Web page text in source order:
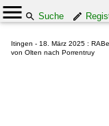
Suche
Itingen - 18. März 2025 :
von Olten nach Porrentruy